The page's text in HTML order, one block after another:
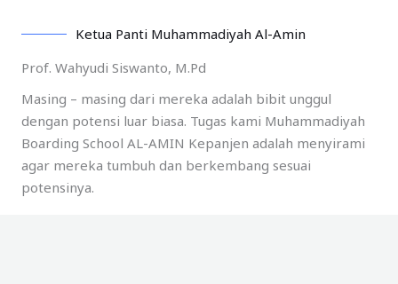
Ketua Panti Muhammadiyah Al-Amin
Prof. Wahyudi Siswanto, M.Pd
Masing – masing dari mereka adalah bibit unggul
dengan potensi luar biasa. Tugas kami Muhammadiyah
Boarding School AL-AMIN Kepanjen adalah menyirami
agar mereka tumbuh dan berkembang sesuai
potensinya.